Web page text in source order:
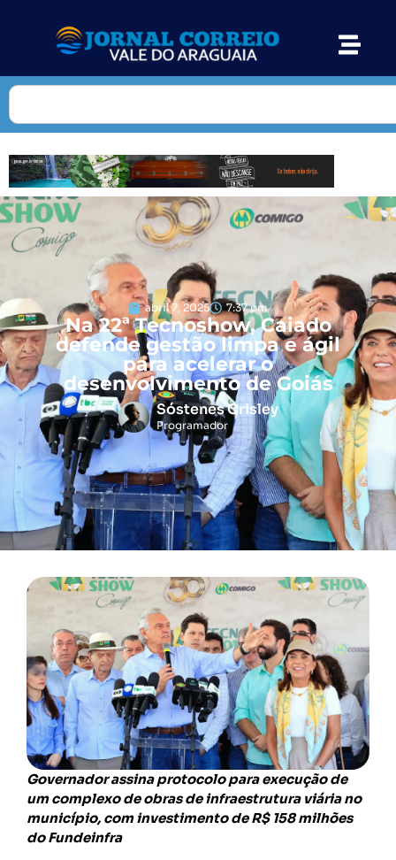
abril 7, 2025 7:37 pm
Na 22ª Tecnoshow, Caiado
defende gestão limpa e ágil
para acelerar o
desenvolvimento de Goiás
Sóstenes Crisley
Programador
Governador assina protocolo para execução de
um complexo de obras de infraestrutura viária no
município, com investimento de R$ 158 milhões
do Fundeinfra